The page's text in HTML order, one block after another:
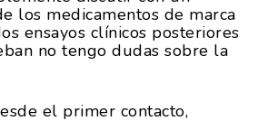
los medicamentos de marca
ensayos clínicos posteriores
no tengo dudas sobre la
el primer contacto,